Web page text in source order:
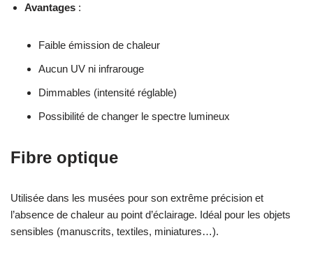
Avantages :
Faible émission de chaleur
Aucun UV ni infrarouge
Dimmables (intensité réglable)
Possibilité de changer le spectre lumineux
Fibre optique
Utilisée dans les musées pour son extrême précision et
l’absence de chaleur au point d’éclairage. Idéal pour les objets
sensibles (manuscrits, textiles, miniatures…).